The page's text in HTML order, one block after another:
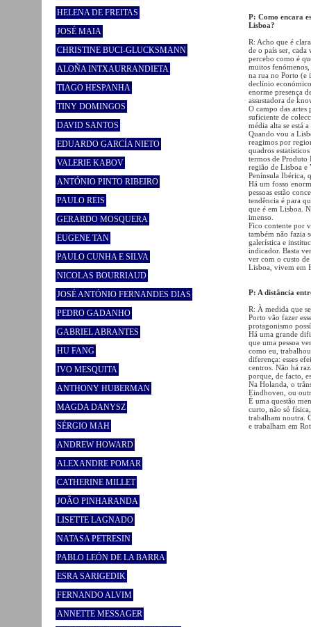
HELENA DE FREITAS
JOSÉ MAIA
CHRISTINE BUCI-GLUCKSMANN
ALOÑA INTXAURRANDIETA
TIAGO HESPANHA
TINY DOMINGOS
DAVID SANTOS
EDUARDO GARCÍA NIETO
VALERIE KABOV
ANTÓNIO PINTO RIBEIRO
PAULO REIS
GERARDO MOSQUERA
EUGENE TAN
PAULO CUNHA E SILVA
NICOLAS BOURRIAUD
JOSÉ ANTÓNIO FERNANDES DIAS
PEDRO GADANHO
GABRIEL ABRANTES
HU FANG
IVO MESQUITA
ANTHONY HUBERMAN
MAGDA DANYSZ
SÉRGIO MAH
ANDREW HOWARD
ALEXANDRE POMAR
CATHERINE MILLET
JOÃO PINHARANDA
LISETTE LAGNADO
NATASA PETRESIN
PABLO LEÓN DE LA BARRA
ESRA SARIGEDIK
FERNANDO ALVIM
ANNETTE MESSAGER
P: Como encara
Lisboa?
R: Acho que é
de o país ser, cada
percebo como é
muitos fenómenos,
na rua no Porto (e
declínio
enorme presença
assustadora de
O campo das artes
suficiente de
média alta se está
Quando vou a
reagimos por
quadros
termos de Produto
região de Lisboa e
Península Ibérica,
Há um fosso
pessoas estão
tendência é para
que é em Lisboa.
imenso.
Fico contente por
também não fazia
galerística e
indicador. Basta
ver com o custo
Lisboa, vivem em
P: A distância
R: À medida que
Porto vão fazer
protagonismo
Há uma grande
que uma pessoa
como eu,
diferença: esses
centros. Não há
porque, de facto,
Na Holanda, o
Eindhoven, ou
É uma questão
curto, não só
trabalham noutra.
e trabalham em